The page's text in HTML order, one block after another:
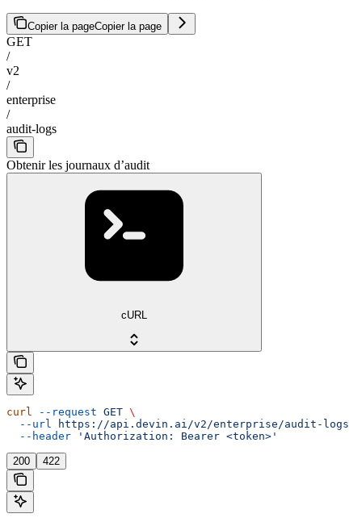
Copier la pageCopier la page
GET
/
v2
/
enterprise
/
audit-logs
Obtenir les journaux d’audit
cURL
curl --request GET \
  --url
https://api.devin.ai/v2/enterprise/audit-logs
  --header
'Authorization: Bearer <token>'
200 422